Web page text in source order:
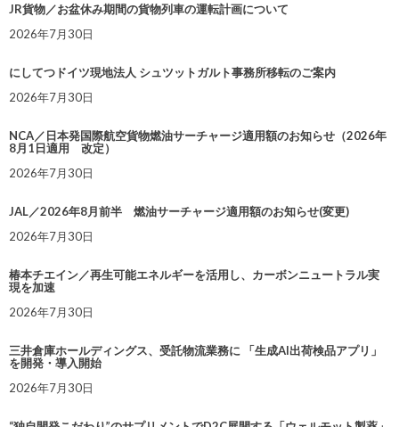
JR貨物／お盆休み期間の貨物列車の運転計画について
2026年7月30日
にしてつドイツ現地法人 シュツットガルト事務所移転のご案内
2026年7月30日
NCA／日本発国際航空貨物燃油サーチャージ適用額のお知らせ（2026年
8月1日適用 改定）
2026年7月30日
JAL／2026年8月前半 燃油サーチャージ適用額のお知らせ(変更)
2026年7月30日
椿本チエイン／再生可能エネルギーを活用し、カーボンニュートラル実
現を加速
2026年7月30日
三井倉庫ホールディングス、受託物流業務に 「生成AI出荷検品アプリ」
を開発・導入開始
2026年7月30日